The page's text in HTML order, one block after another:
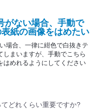
がない場合、手動で
紙の画像をはめたい
場合、一律に紺色で白抜きテ
しまいますが、手動でこちら
はめれるようにしてください
どれくらい重要ですか?